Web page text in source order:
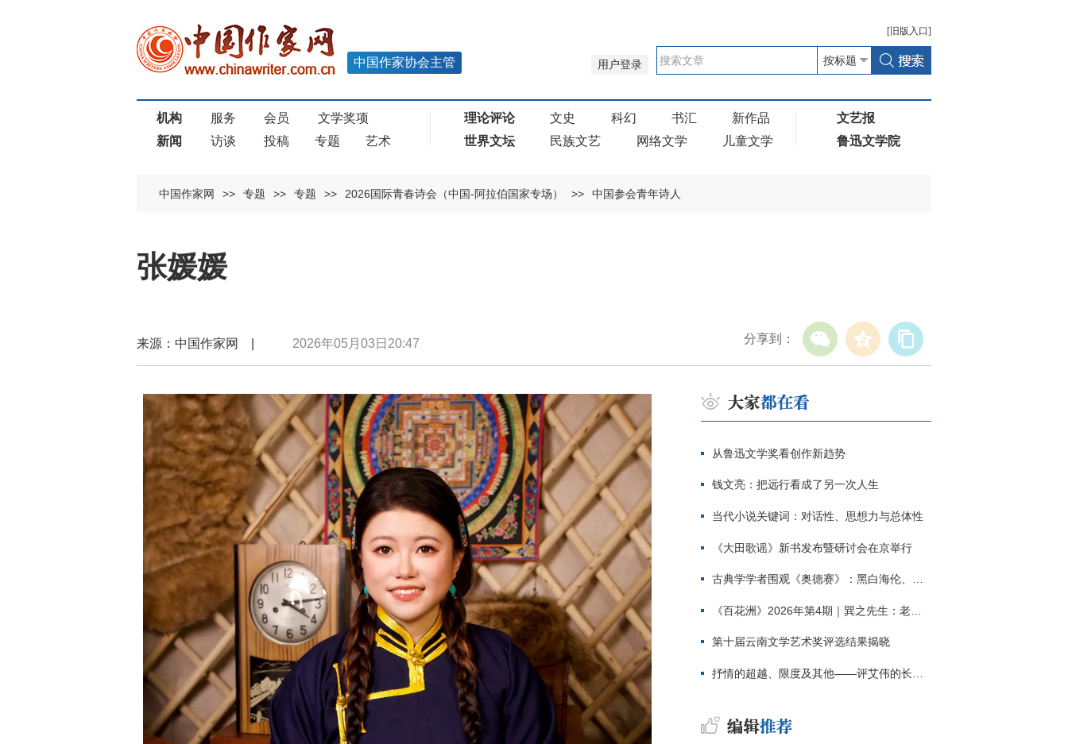
[ 旧版 入口]
用户登录
中国作家协会主管
机构 服务 会员
文学奖项
新闻
访谈 投稿 专题 艺术
理论评论 文史 科幻 书汇
新作品
世界文坛
民族文艺 网络文学 儿童文学
文艺报
鲁迅文学院
中国作家网 >> 专题 >> 专题 >> 2026国际青春诗会（中国-阿拉伯国家专场） >> 中国参会青年诗人
张媛媛
分享到：
来源：中国作家网 | 2026年05月03日20:47
从鲁迅文学奖看创作新趋势
钱文亮：把远行看成了另一次人生
当代小说关键词：对话性、思想力与总体性
《大田歌谣》新书发布暨研讨会在京举行
古典学学者围观《奥德赛》：黑白海伦、佩涅罗佩的别针与神秘入侵者
《百花洲》2026年第4期｜巽之先生：老兵朱向前侧记三题
第十届云南文学艺术奖评选结果揭晓
抒情的超越、限度及其他——评艾伟的长篇小说《春歌》